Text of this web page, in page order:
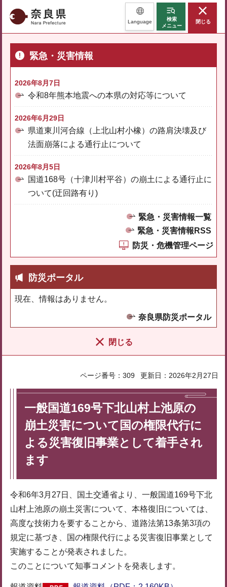
奈良県 Language
検索
メニュー
閉じる
緊急・災害情報
2026年8月7日
令和8年熊本地震への本県の対応等について
2026年6月29日
県道東川河合線（上北山村小橡）の路肩決壊及び
法面崩落による通行止について
2026年8月5日
国道168号（十津川村平谷）の崩土による通行止に
ついて(迂回路有り)
緊急・災害情報一覧
緊急・災害情報RSS
防災・危機管理ページ
防災ポータル
現在、情報はありません。
奈良県防災ポータル
閉じる
ページ番号：309 更新日：2026年2月27日
一般国道169号下北山村上池原の
崩土災害について国の権限代行に
よる災害復旧事業として着手され
ます
令和6年3月27日、国土交通省より、一般国道169号下北
山村上池原の崩土災害について、本格復旧については、
高度な技術力を要することから、道路法第13条第3項の
規定に基づき、国の権限代行による災害復旧事業として
実施することが発表されました。
このことについて知事コメントを発表します。